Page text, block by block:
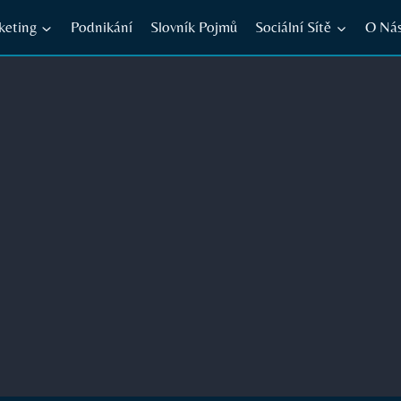
Podnikání Slovník Pojmů Sociální Sítě O